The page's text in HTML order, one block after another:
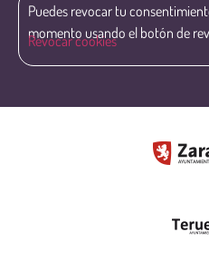
Puedes revocar tu
momento usando el botón de
Revocar cookies